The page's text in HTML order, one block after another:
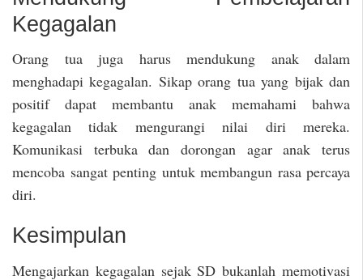
Kegagalan
Orang tua juga harus mendukung anak dalam
menghadapi kegagalan. Sikap orang tua yang bijak dan
positif dapat membantu anak memahami bahwa
kegagalan tidak mengurangi nilai diri mereka.
Komunikasi terbuka dan dorongan agar anak terus
mencoba sangat penting untuk membangun rasa percaya
diri.
Kesimpulan
Mengajarkan kegagalan sejak SD bukanlah memotivasi